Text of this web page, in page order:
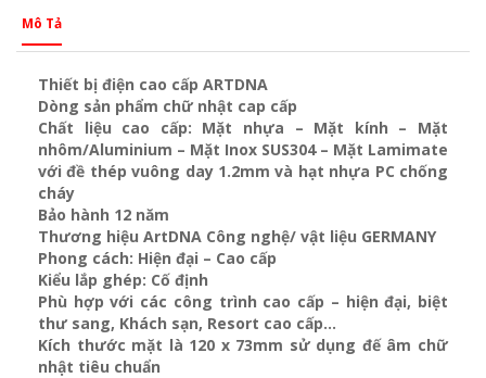
Mô Tả
Thiết bị điện cao cấp ARTDNA
Dòng sản phẩm chữ nhật cap cấp
Chất liệu cao cấp: Mặt nhựa – Mặt kính – Mặt
nhôm/Aluminium – Mặt Inox SUS304 – Mặt Lamimate
với đề thép vuông day 1.2mm và hạt nhựa PC chống
cháy
Bảo hành 12 năm
Thương hiệu ArtDNA Công nghệ/ vật liệu GERMANY
Phong cách: Hiện đại – Cao cấp
Kiểu lắp ghép: Cố định
Phù hợp với các công trình cao cấp – hiện đại, biệt
thư sang, Khách sạn, Resort cao cấp…
Kích thước mặt là 120 x 73mm sử dụng đế âm chữ
nhật tiêu chuẩn